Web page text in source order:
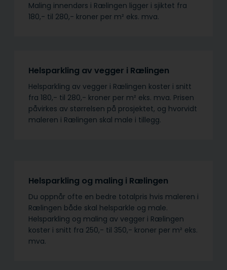
Maling innendørs i Rælingen ligger i sjiktet fra
180,- til 280,- kroner per m² eks. mva.
Helsparkling av vegger i Rælingen
Helsparkling av vegger i Rælingen koster i snitt
fra 180,- til 280,- kroner per m² eks. mva. Prisen
påvirkes av størrelsen på prosjektet, og hvorvidt
maleren i Rælingen skal male i tillegg.
Helsparkling og maling i Rælingen
Du oppnår ofte en bedre totalpris hvis maleren i
Rælingen både skal helsparkle og male.
Helsparkling og maling av vegger i Rælingen
koster i snitt fra 250,- til 350,- kroner per m² eks.
mva.